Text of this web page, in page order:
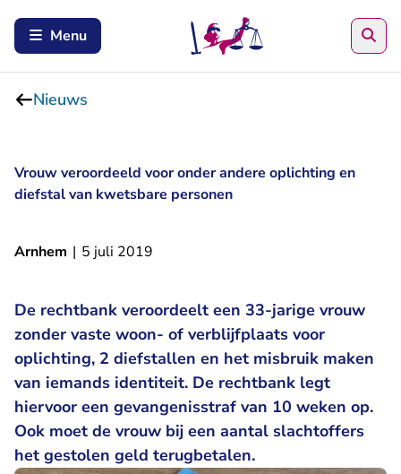
Menu
Nieuws
Vrouw veroordeeld voor onder andere oplichting en
diefstal van kwetsbare personen
Arnhem | 5 juli 2019
De rechtbank veroordeelt een 33-jarige vrouw
zonder vaste woon- of verblijfplaats voor
oplichting, 2 diefstallen en het misbruik maken
van iemands identiteit. De rechtbank legt
hiervoor een gevangenisstraf van 10 weken op.
Ook moet de vrouw bij een aantal slachtoffers
het gestolen geld terugbetalen.